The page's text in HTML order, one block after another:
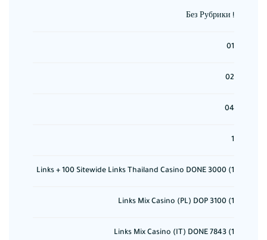
! Без Рубрики
01
02
04
1
1) 3000 Links + 100 Sitewide Links Thailand Casino DONE
1) 3100 Links Mix Casino (PL) DOP
1) 7843 Links Mix Casino (IT) DONE